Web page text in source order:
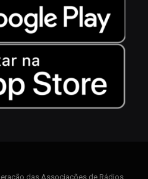
das Associações de Rádios